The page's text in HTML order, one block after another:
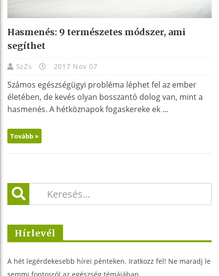
Hasmenés: 9 természetes módszer, ami
segíthet
SzZs 2017 Nov 07
Számos egészségügyi probléma léphet fel az ember
életében, de kevés olyan bosszantó dolog van, mint a
hasmenés. A hétköznapok fogaskereke ek ...
Tovább »
Hírlevél
A hét legérdekesebb hírei pénteken. Iratkozz fel! Ne maradj le